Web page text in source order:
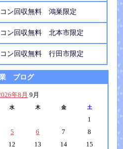
ン回収無料 鴻巣限定
ン回収無料 北本市限定
ン回収無料 行田市限定
ブログ
年8月 9月
水 木 金 土
1
5 6 7
8
12 13 14
15